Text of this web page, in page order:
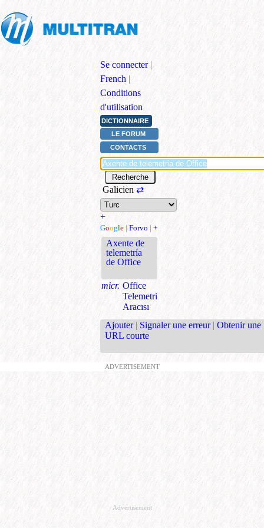
Se connecter |
French |
Conditions
d'utilisation
DICTIONNAIRE
LE FORUM
CONTACTS
Galicien ⇄
+
Google | Forvo | +
Axente de
telemetría
de Office
micr. Office
Telemetri
Aracısı
Ajouter | Signaler une erreur | Obtenir une
URL courte
ADVERTISEMENT
Advertisement